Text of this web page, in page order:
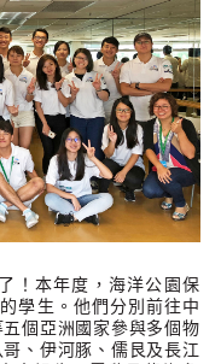
！本年度，海洋公園保
學生。他們分別前往中
個亞洲國家參與多個物
、伊河豚、儒艮及長江